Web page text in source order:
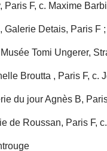
Paris F, c. Maxime
Galerie Detais, Paris F ;
Tomi Ungerer,
Broutta , Paris F, c.
du jour Agnès B,
de Roussan, Paris F,